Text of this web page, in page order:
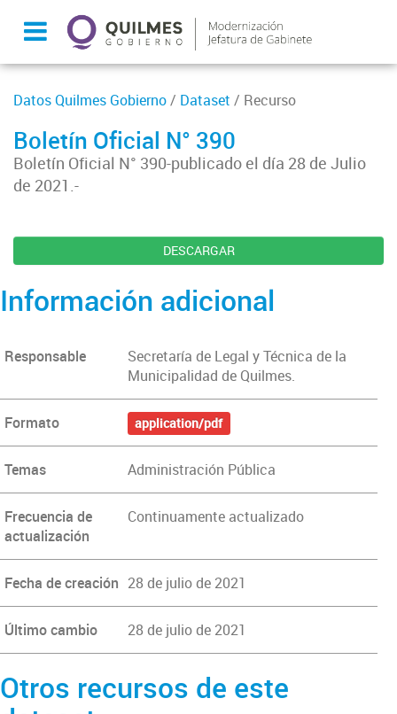
Datos Quilmes Gobierno/ Dataset / Recurso
Boletín Oficial N° 390
Boletín Oficial N° 390-publicado el día 28 de Julio
de 2021.-
DESCARGAR
Información adicional
Responsable
Secretaría de Legal y Técnica de la
Municipalidad de Quilmes.
Formato application/pdf
Temas Administración Pública
Frecuencia de
actualización
Continuamente actualizado
Fecha de creación 28 de julio de 2021
Último cambio 28 de julio de 2021
Otros recursos de este